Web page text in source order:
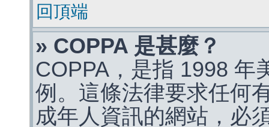
回頂端
» COPPA 是甚麼？
COPPA，是指 1998 年
例。這條法律要求任何
成年人資訊的網站，必